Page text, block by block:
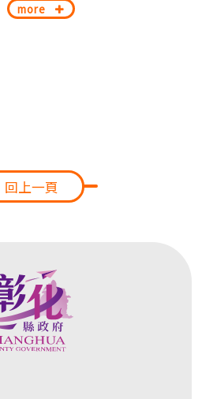
more
回上一頁